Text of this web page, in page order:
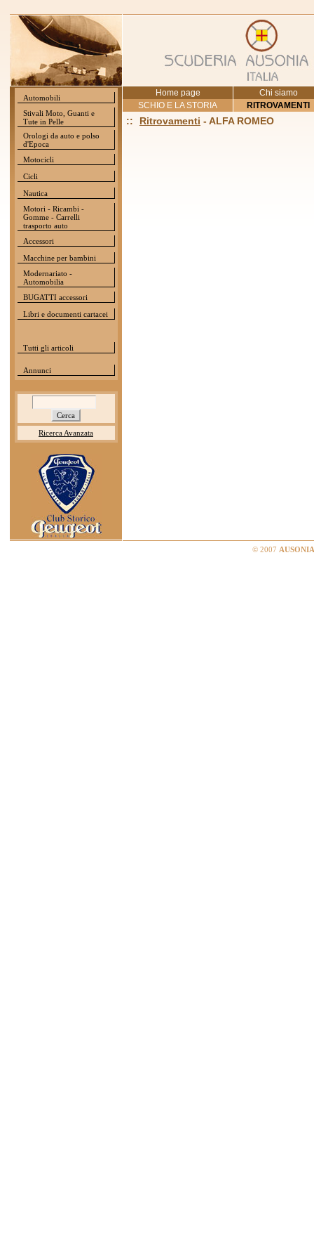
Automobili
Stivali Moto, Guanti e
Tute in Pelle
Orologi da auto e polso
d'Epoca
Motocicli
Cicli
Nautica
Motori - Ricambi -
Gomme - Carrelli
trasporto auto
Accessori
Macchine per bambini
Modernariato -
Automobilia
BUGATTI accessori
Libri e documenti cartacei
Tutti gli articoli
Annunci
Ricerca Avanzata
Home page
Chi siamo
SCHIO E LA STORIA
RITROVAMENTI
:: Ritrovamenti - ALFA ROMEO
© 2007